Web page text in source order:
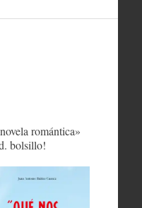
romántica»
bolsillo!